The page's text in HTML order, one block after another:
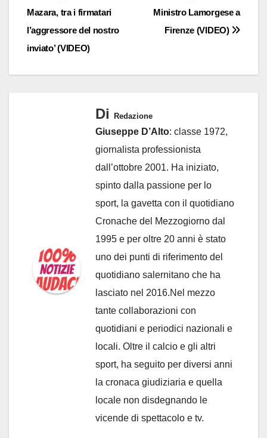
Ministro Lamorgese a
Firenze (VIDEO)
Mazara, tra i firmatari
l’aggressore del nostro
inviato’ (VIDEO)
Di Redazione
Giuseppe D’Alto: classe 1972,
giornalista professionista
dall’ottobre 2001. Ha iniziato,
spinto dalla passione per lo
sport, la gavetta con il quotidiano
Cronache del Mezzogiorno dal
1995 e per oltre 20 anni è stato
uno dei punti di riferimento del
quotidiano salernitano che ha
lasciato nel 2016.Nel mezzo
tante collaborazioni con
quotidiani e periodici nazionali e
locali. Oltre il calcio e gli altri
sport, ha seguito per diversi anni
la cronaca giudiziaria e quella
locale non disdegnando le
vicende di spettacolo e tv.